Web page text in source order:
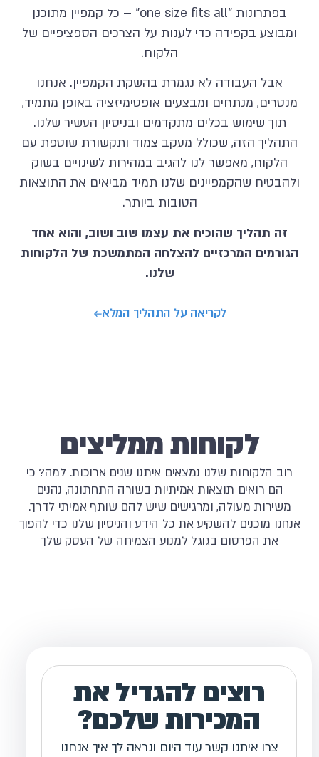
בפתרונות "one size fits all" – כל קמפיין מתוכנן
ומבוצע בקפידה כדי לענות על הצרכים הספציפיים של
הלקוח.
אבל העבודה לא נגמרת בהשקת הקמפיין. אנחנו
מנטרים, מנתחים ומבצעים אופטימיזציה באופן מתמיד,
תוך שימוש בכלים מתקדמים ובניסיון העשיר שלנו.
התהליך הזה, שכולל מעקב צמוד ותקשורת שוטפת עם
הלקוח, מאפשר לנו להגיב במהירות לשינויים בשוק
ולהבטיח שהקמפיינים שלנו תמיד מביאים את התוצאות
הטובות ביותר.
זה תהליך שהוכיח את עצמו שוב ושוב, והוא אחד
הגורמים המרכזיים להצלחה המתמשכת של הלקוחות
שלנו.
לקריאה על התהליך המלא
לקוחות ממליצים
רוב הלקוחות שלנו נמצאים איתנו שנים ארוכות. למה? כי
הם רואים תוצאות אמיתיות בשורה התחתונה, נהנים
משירות מעולה, ומרגישים שיש להם שותף אמיתי לדרך.
אנחנו מוכנים להשקיע את כל הידע והניסיון שלנו כדי להפוך
את הפרסום בגוגל למנוע הצמיחה של העסק שלך
רוצים להגדיל את
המכירות שלכם?
צרו איתנו קשר עוד היום ונראה לך איך אנחנו